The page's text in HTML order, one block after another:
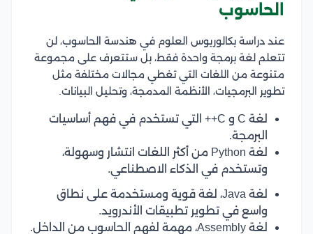
الحاسوب
عند دراسة بكالوريوس العلوم في هندسة الحاسوب، لن
تتعلم لغة برمجة واحدة فقط، بل ستتعرف على مجموعة
متنوعة من اللغات التي تغطي مجالات مختلفة مثل
تطوير البرمجيات، الأنظمة المدمجة، وتحليل البيانات.
لغة C و C++ التي تستخدم في فهم أساسيات
البرمجة.
لغة Python من أكثر اللغات انتشار وسهولة،
وتستخدم في الذكاء الاصطناعي.
لغة Java، لغة قوية ومستخدمة على نطاق
واسع في تطوير تطبيقات الأندرويد.
لغة Assembly، مهمة لفهم الحاسوب من الداخل.